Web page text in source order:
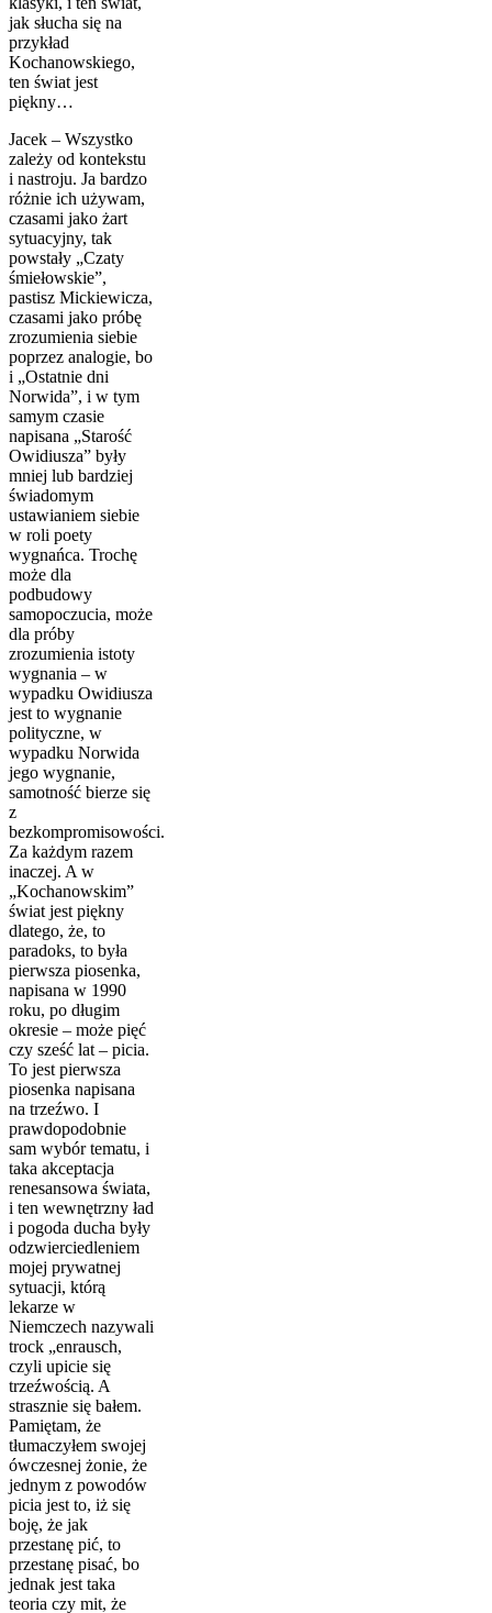
jak słucha się na
przykład
Kochanowskiego,
ten świat jest
piękny…
Jacek – Wszystko
zależy od kontekstu
i nastroju. Ja bardzo
różnie ich używam,
czasami jako żart
sytuacyjny, tak
powstały „Czaty
śmiełowskie”,
pastisz Mickiewicza,
czasami jako próbę
zrozumienia siebie
poprzez analogie, bo
i „Ostatnie dni
Norwida”, i w tym
samym czasie
napisana „Starość
Owidiusza” były
mniej lub bardziej
świadomym
ustawianiem siebie
w roli poety
wygnańca. Trochę
może dla
podbudowy
samopoczucia, może
dla próby
zrozumienia istoty
wygnania – w
wypadku Owidiusza
jest to wygnanie
polityczne, w
wypadku Norwida
jego wygnanie,
samotność bierze się
z
bezkompromisowości.
Za każdym razem
inaczej. A w
„Kochanowskim”
świat jest piękny
dlatego, że, to
paradoks, to była
pierwsza piosenka,
napisana w 1990
roku, po długim
okresie – może pięć
czy sześć lat – picia.
To jest pierwsza
piosenka napisana
na trzeźwo. I
prawdopodobnie
sam wybór tematu, i
taka akceptacja
renesansowa świata,
i ten wewnętrzny ład
i pogoda ducha były
odzwierciedleniem
mojej prywatnej
sytuacji, którą
lekarze w
Niemczech nazywali
trock „enrausch,
czyli upicie się
trzeźwością. A
strasznie się bałem.
Pamiętam, że
tłumaczyłem swojej
ówczesnej żonie, że
jednym z powodów
picia jest to, iż się
boję, że jak
przestanę pić, to
przestanę pisać, bo
jednak jest taka
teoria czy mit, że